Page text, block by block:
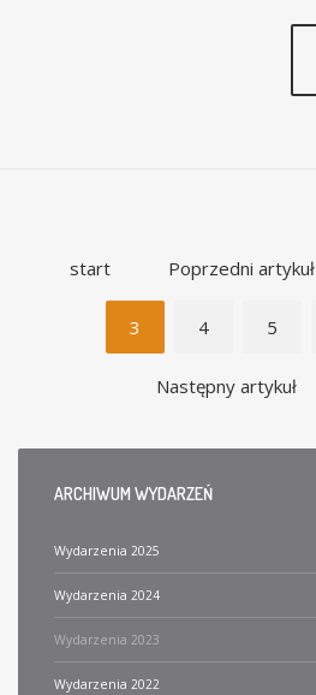
start Poprzedni artykuł
3 4 5
Następny artykuł
ARCHIWUM WYDARZEŃ
Wydarzenia 2025
Wydarzenia 2024
Wydarzenia 2023
Wydarzenia 2022